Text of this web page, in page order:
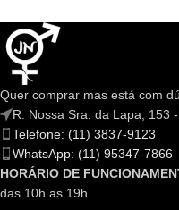
Quer comprar mas está com
R. Nossa Sra. da Lapa, 153
Telefone: (11) 3837-9123
WhatsApp: (11) 95347-7866
HORÁRIO DE
das 10h as 19h